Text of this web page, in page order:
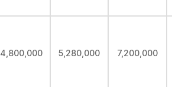
4,800,000 5,280,000 7,200,000